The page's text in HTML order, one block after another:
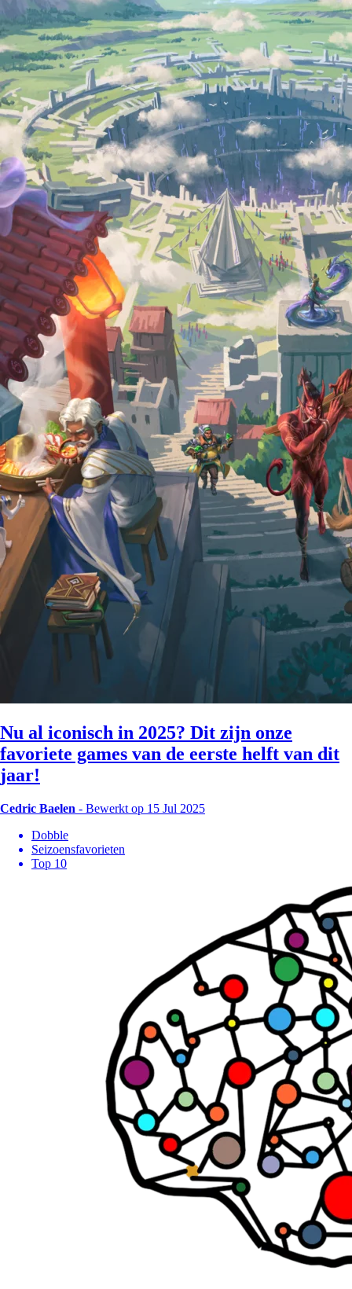
Nu al iconisch in 2025? Dit zijn onze
favoriete games van de eerste helft van dit
jaar!
Cedric Baelen - Bewerkt op 15 Jul 2025
Dobble
Seizoensfavorieten
Top 10